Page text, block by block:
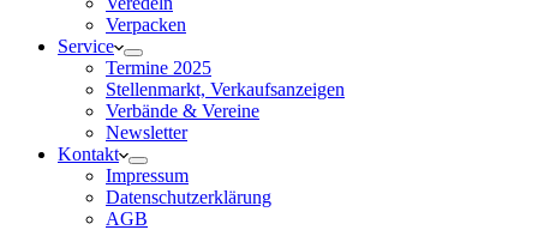
Verpacken
Service
Termine 2025
Stellenmarkt, Verkaufsanzeigen
Verbände & Vereine
Newsletter
Kontakt
Impressum
Datenschutzerklärung
AGB